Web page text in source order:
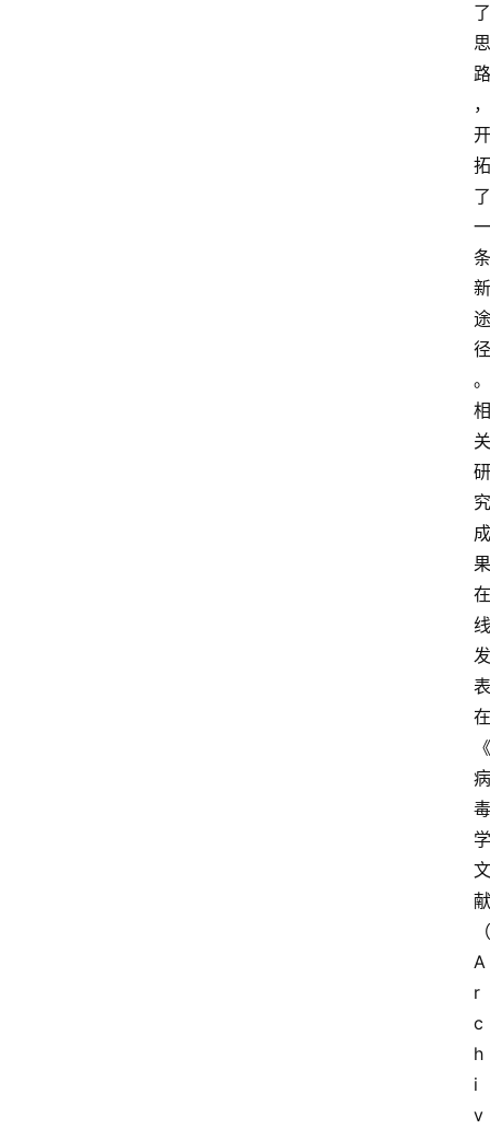
了
思
路
，
开
拓
了
一
条
新
途
径
。
相
关
研
究
成
果
在
线
发
表
在
《
病
毒
学
文
献
（
A
r
c
h
i
v